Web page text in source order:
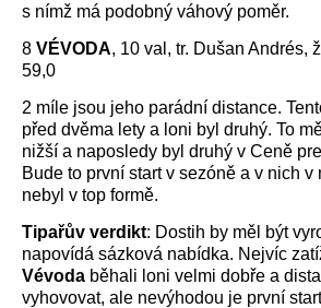
s nímž má podobný váhový poměr.
8 VÉVODA, 10 val, tr. Dušan Andrés,
59,0
2 míle jsou jeho parádní distance.
před dvěma lety a loni byl druhý. To
nižší a naposledy byl druhý v Ceně
Bude to první start v sezóně a v nich
nebyl v top formě.
Tipařův verdikt: Dostih by měl být
napovídá sázková nabídka. Nejvíc
Vévoda běhali loni velmi dobře a
vyhovovat, ale nevýhodou je první